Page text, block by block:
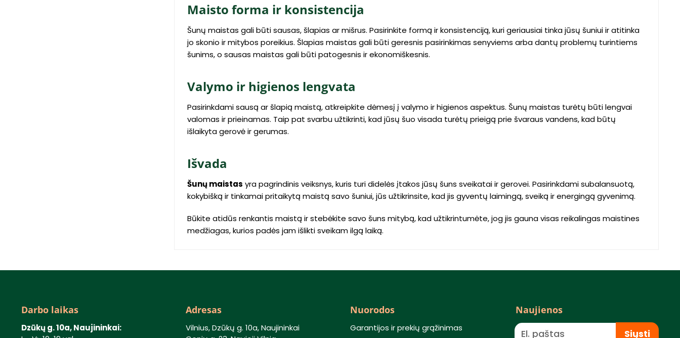
Maisto forma ir konsistencija
Šunų maistas gali būti sausas, šlapias ar mišrus. Pasirinkite formą ir konsistenciją, kuri geriausiai tinka jūsų šuniui ir atitinka
jo skonio ir mitybos poreikius. Šlapias maistas gali būti geresnis pasirinkimas senyviems arba dantų problemų turintiems
šunims, o sausas maistas gali būti patogesnis ir ekonomiškesnis.
Valymo ir higienos lengvata
Pasirinkdami sausą ar šlapią maistą, atkreipkite dėmesį į valymo ir higienos aspektus. Šunų maistas turėtų būti lengvai
valomas ir prieinamas. Taip pat svarbu užtikrinti, kad jūsų šuo visada turėtų prieigą prie švaraus vandens, kad būtų
išlaikyta gerovė ir gerumas.
Išvada
Šunų maistas yra pagrindinis veiksnys, kuris turi didelės įtakos jūsų šuns sveikatai ir gerovei. Pasirinkdami subalansuotą,
kokybišką ir tinkamai pritaikytą maistą savo šuniui, jūs užtikrinsite, kad jis gyventų laimingą, sveiką ir energingą gyvenimą.
Būkite atidūs renkantis maistą ir stebėkite savo šuns mitybą, kad užtikrintumėte, jog jis gauna visas reikalingas maistines
medžiagas, kurios padės jam išlikti sveikam ilgą laiką.
Darbo laikas
Dzūkų g. 10a, Naujininkai:
Adresas
Vilnius, Dzūkų g. 10a, Naujininkai
Nuorodos
Garantijos ir prekių grąžinimas
Naujienos
Siųsti